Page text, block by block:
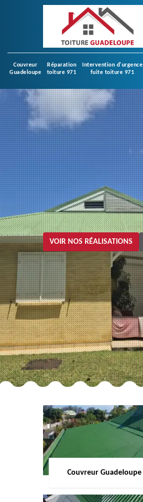
Couvreur
Guadeloupe
Réparation
toiture 971
Intervention d'urgence
fuite toiture 971
VOIR NOS RÉALISATIONS
Couvreur Guadeloupe